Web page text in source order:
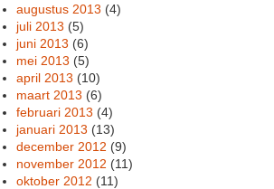
augustus 2013 (4)
juli 2013 (5)
juni 2013 (6)
mei 2013 (5)
april 2013 (10)
maart 2013 (6)
februari 2013 (4)
januari 2013 (13)
december 2012 (9)
november 2012 (11)
oktober 2012 (11)